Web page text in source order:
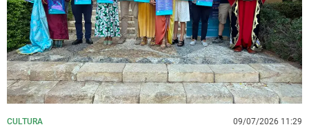
La rosa de los vientos
Gente viajera
Como el perro y el
Caso
Retornados
Equipo de
Operación Viuda
Extremadura
Galicia
La Rioja
Navarra
País Vasco
Virales
Televisión
Elecciones
CULTURA 09/07/2026 11:29